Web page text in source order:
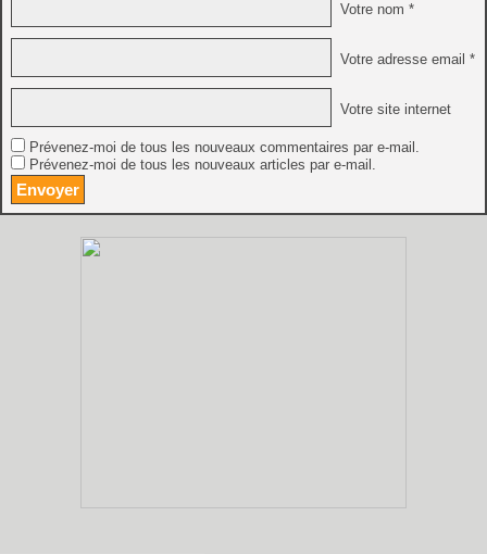
Votre nom *
Votre adresse email *
Votre site internet
Prévenez-moi de tous les nouveaux commentaires par e-mail.
Prévenez-moi de tous les nouveaux articles par e-mail.